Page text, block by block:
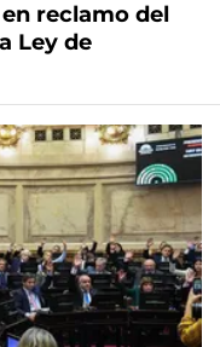
reclamo del
Ley de